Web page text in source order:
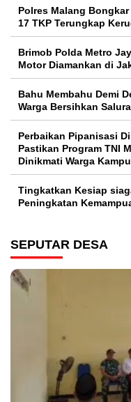
Polres Malang
17 TKP Terungkap
Brimob Polda Metro
Motor Diamankan di
Bahu Membahu Demi
Warga Bersihkan
Perbaikan Pipanisasi
Pastikan Program TNI
Dinikmati Warga
Tingkatkan Kesiap
Peningkatan
SEPUTAR DESA